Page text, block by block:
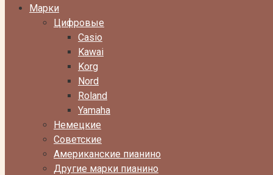
Марки
Цифровые
Casio
Kawai
Korg
Nord
Roland
Yamaha
Немецкие
Советские
Американские пианино
Другие марки пианино